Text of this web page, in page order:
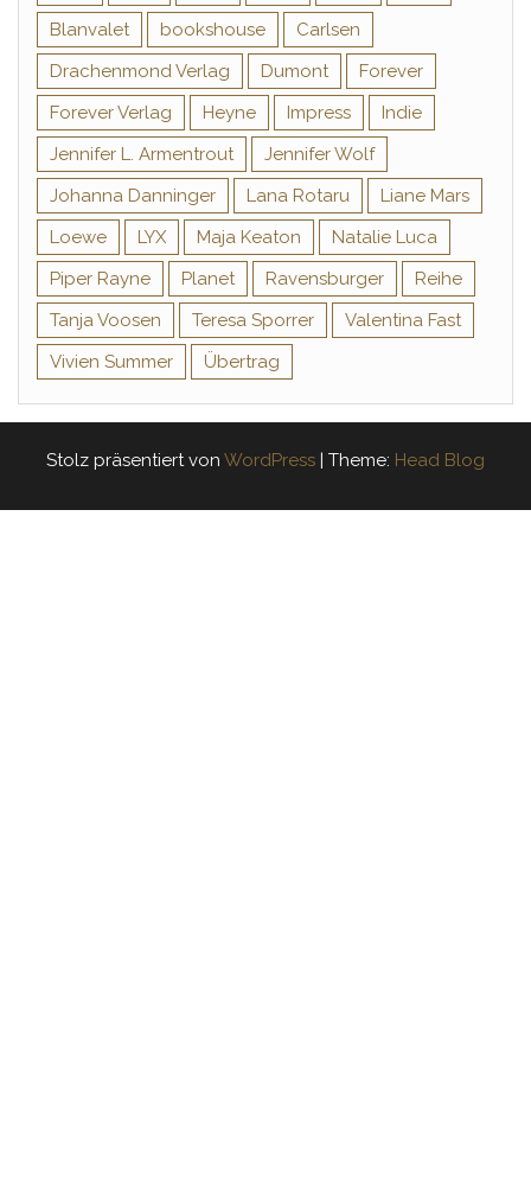
Blanvalet
bookshouse
Carlsen
Drachenmond Verlag
Dumont
Forever
Forever Verlag
Heyne Impress
Indie
Jennifer L. Armentrout
Jennifer Wolf
Johanna Danninger
Lana Rotaru
Liane Mars
Loewe
LYX Maja Keaton
Natalie Luca
Piper Rayne
Planet Ravensburger
Reihe
Tanja Voosen
Teresa Sporrer
Valentina Fast
Vivien Summer
Übertrag
Stolz präsentiert von WordPress | Theme: Head Blog